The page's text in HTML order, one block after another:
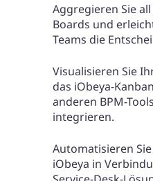
Aggregieren Sie
Boards und
Teams die
Visualisieren Sie
das iObeya-
anderen BPM-
integrieren.
Automatisieren
iObeya in